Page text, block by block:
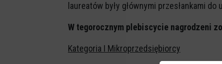
laureatów były głównymi przesłankami
W tegorocznym plebiscycie nagrodzeni
Kategoria I Mikroprzedsiębiorcy